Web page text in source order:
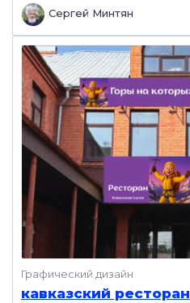
Сергей Минтян
Графический дизайн
кавказский ресторан